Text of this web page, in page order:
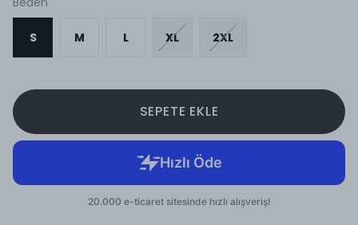
S M L XL 2XL
SEPETE EKLE